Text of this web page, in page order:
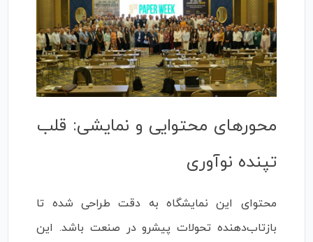
محورهای محتوایی و نمایشی: قلب
تپنده نوآوری
محتوای این نمایشگاه به دقت طراحی شده تا
بازتاب‌دهنده تحولات پیشرو در صنعت باشد. این